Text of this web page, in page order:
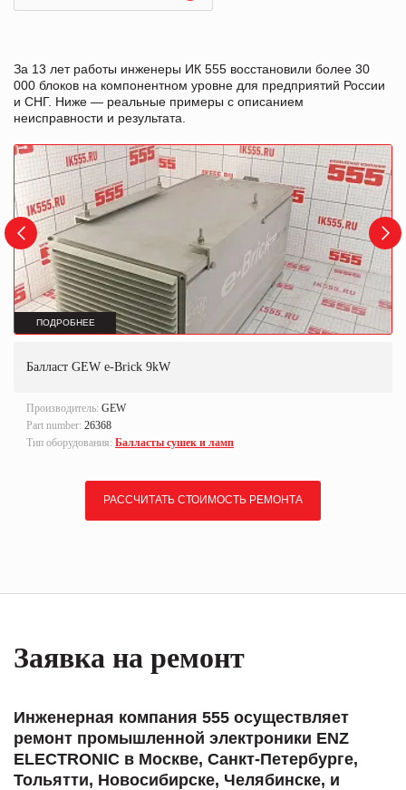
За 13 лет работы инженеры ИК 555 восстановили более 30
000 блоков на компонентном уровне для предприятий России
и СНГ. Ниже — реальные примеры с описанием
неисправности и результата.
ПОДРОБНЕЕ
Балласт GEW e-Brick 9kW
Производитель: GEW
Part number: 26368
Тип оборудования: Балласты сушек и ламп
РАССЧИТАТЬ СТОИМОСТЬ РЕМОНТА
Заявка на ремонт
Инженерная компания 555 осуществляет
ремонт промышленной электроники ENZ
ELECTRONIC в Москве, Санкт-Петербурге,
Тольятти, Новосибирске, Челябинске, и